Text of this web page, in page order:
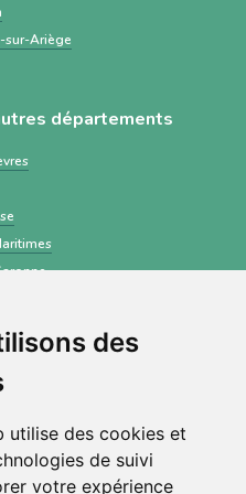
des
utilise des cookies et
de suivi
votre expérience
sur-Ariège
départements